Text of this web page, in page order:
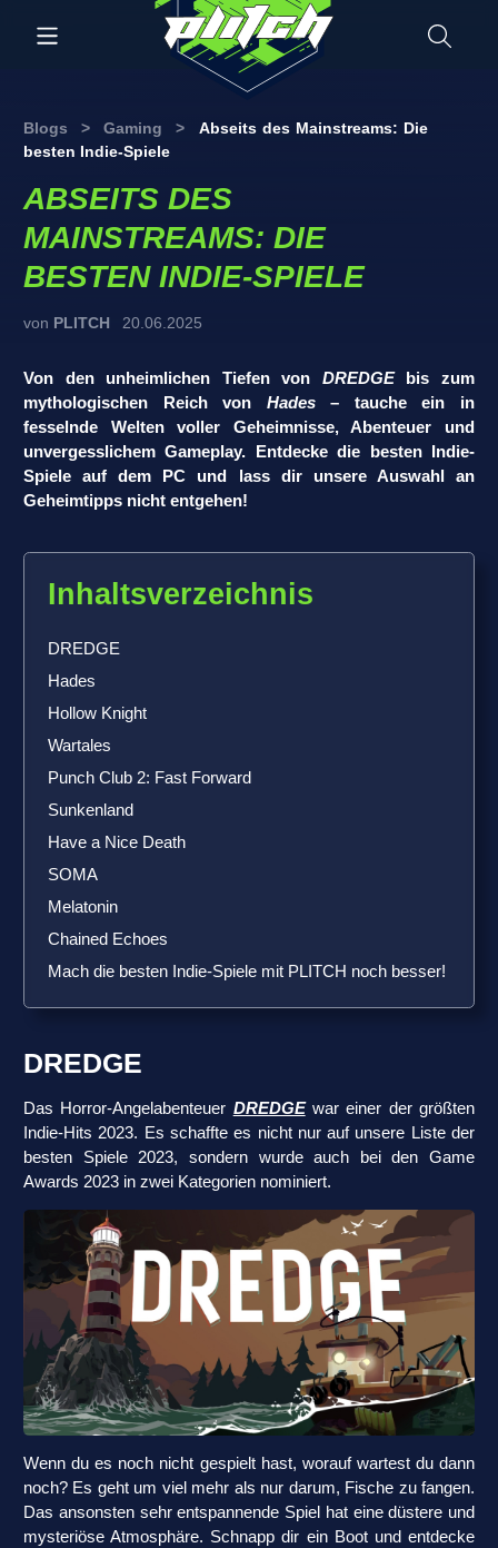
Blogs > Gaming >
Abseits des Mainstreams: Die
besten Indie-Spiele
ABSEITS DES
MAINSTREAMS: DIE
BESTEN INDIE-SPIELE
von PLITCH 20.06.2025
Von den unheimlichen Tiefen von DREDGEbis zum
mythologischen Reich von Hades– tauche ein in
fesselnde Welten voller Geheimnisse, Abenteuer und
unvergesslichem Gameplay. Entdecke die besten Indie-
Spiele auf dem PC und lass dir unsere Auswahl an
Geheimtipps nicht entgehen!
Inhaltsverzeichnis
DREDGE
Hades
Hollow Knight
Wartales
Punch Club 2: Fast Forward
Sunkenland
Have a Nice Death
SOMA
Melatonin
Chained Echoes
Mach die besten Indie-Spiele mit PLITCH noch besser!
DREDGE
Das Horror-Angelabenteuer DREDGEwar einer der größten
Indie-Hits 2023. Es schaffte es nicht nur auf unsere Liste der
besten Spiele 2023, sondern wurde auch bei den Game
Awards 2023 in zwei Kategorien nominiert.
Wenn du es noch nicht gespielt hast, worauf wartest du dann
noch? Es geht um viel mehr als nur darum, Fische zu fangen.
Das ansonsten sehr entspannende Spiel hat eine düstere und
mysteriöse Atmosphäre. Schnapp dir ein Boot und entdecke